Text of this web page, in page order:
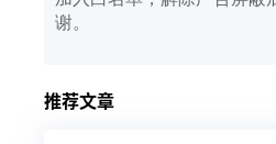
谢。
推荐文章